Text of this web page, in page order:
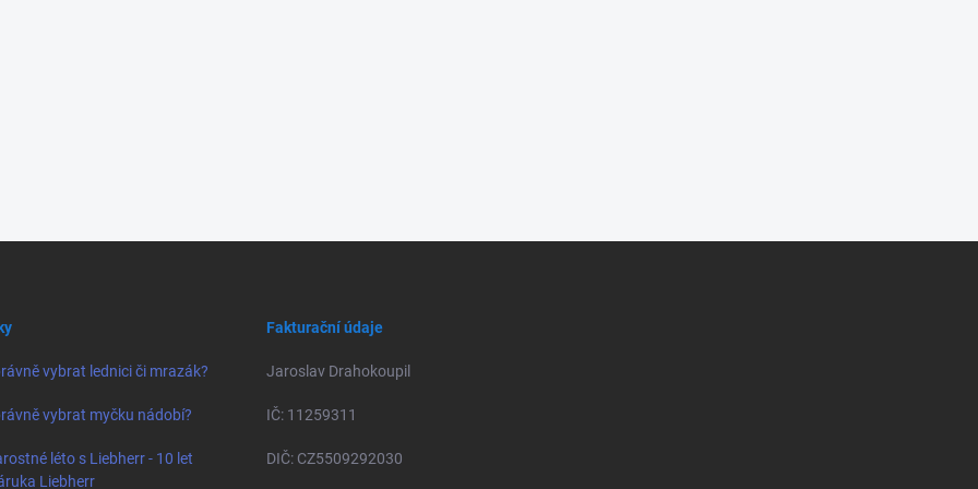
vybrat lednici či mrazák?
vybrat myčku nádobí?
léto s Liebherr - 10 let
Liebherr
Fakturační údaje
Jaroslav Drahokoupil
IČ: 11259311
DIČ: CZ5509292030